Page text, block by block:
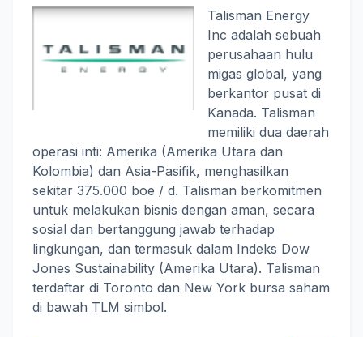
Talisman Energy
Inc adalah sebuah
perusahaan hulu
migas global, yang
berkantor pusat di
Kanada. Talisman
memiliki dua daerah
operasi inti: Amerika (Amerika Utara dan
Kolombia) dan Asia-Pasifik, menghasilkan
sekitar 375.000 boe / d. Talisman berkomitmen
untuk melakukan bisnis dengan aman, secara
sosial dan bertanggung jawab terhadap
lingkungan, dan termasuk dalam Indeks Dow
Jones Sustainability (Amerika Utara). Talisman
terdaftar di Toronto dan New York bursa saham
di bawah TLM simbol.